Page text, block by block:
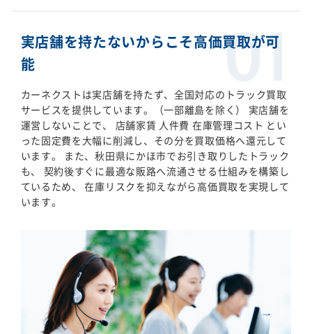
実店舗を持たないからこそ高価買取が可
能
カーネクストは実店舗を持たず、全国対応のトラック買取
サービスを提供しています。（一部離島を除く） 実店舗を
運営しないことで、 店舗家賃 人件費 在庫管理コスト とい
った固定費を大幅に削減し、その分を買取価格へ還元して
います。 また、秋田県にかほ市でお引き取りしたトラック
も、 契約後すぐに最適な販路へ流通させる仕組みを構築し
ているため、 在庫リスクを抑えながら高価買取を実現して
います。